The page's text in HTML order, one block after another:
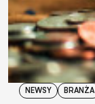
NEWSY BRANŻA